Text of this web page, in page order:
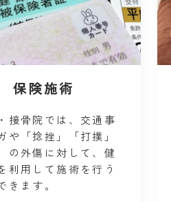
保険施術
接骨院では、交通事
や「捻挫」「打撲」
の外傷に対して、健
利用して施術を行う
きます。